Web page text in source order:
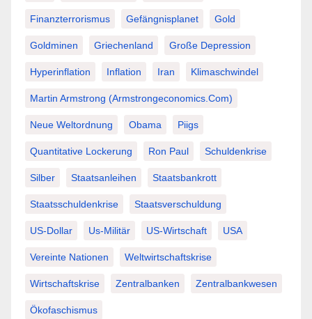
Finanzterrorismus Gefängnisplanet Gold
Goldminen Griechenland Große Depression
Hyperinflation Inflation Iran Klimaschwindel
Martin Armstrong (Armstrongeconomics.com)
Neue Weltordnung Obama Piigs
Quantitative Lockerung Ron Paul Schuldenkrise
Silber Staatsanleihen Staatsbankrott
Staatsschuldenkrise Staatsverschuldung
US-Dollar Us-Militär US-Wirtschaft USA
Vereinte Nationen Weltwirtschaftskrise
Wirtschaftskrise Zentralbanken Zentralbankwesen
Ökofaschismus